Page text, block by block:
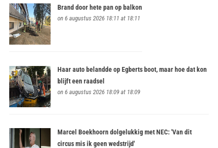
Brand door hete pan op balkon
on 6 augustus 2026 18:11 at 18:11
Haar auto belandde op Egberts boot, maar hoe dat kon
blijft een raadsel
on 6 augustus 2026 18:09 at 18:09
Marcel Boekhoorn dolgelukkig met NEC: 'Van dit
circus mis ik geen wedstrijd'